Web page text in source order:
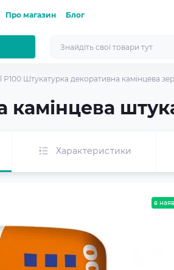
Про магазин Блог
P100 Штукатурка декоративна камінцева
Характеристики
в